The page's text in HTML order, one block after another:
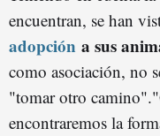
encuentran, se han
adopción a sus
como asociación, no
"tomar otro
encontraremos la